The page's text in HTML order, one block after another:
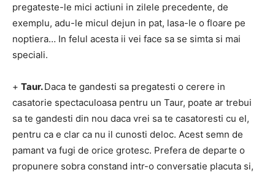
pregateste-le mici actiuni in zilele precedente, de
exemplu, adu-le micul dejun in pat, lasa-le o floare pe
noptiera… In felul acesta ii vei face sa se simta si mai
speciali.
+ Taur.Daca te gandesti sa pregatesti o cerere in
casatorie spectaculoasa pentru un Taur, poate ar trebui
sa te gandesti din nou daca vrei sa te casatoresti cu el,
pentru ca e clar ca nu il cunosti deloc. Acest semn de
pamant va fugi de orice grotesc. Prefera de departe o
propunere sobra constand intr-o conversatie placuta si,